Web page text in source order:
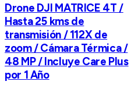
Drone DJI MATRICE 4T /
Hasta 25 kms de
transmisión / 112X de
zoom / Cámara Térmica /
48 MP / Incluye Care Plus
por 1 Año